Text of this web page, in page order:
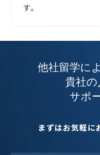
す。
他社留学に
貴社の
サポ
まずはお気軽に